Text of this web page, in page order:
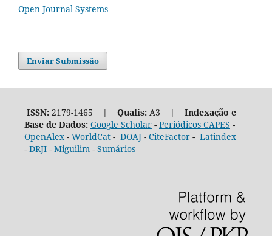
Open Journal Systems
Enviar Submissão
ISSN:2179-1465 | Qualis:A3 | Indexação e
Base de Dados: Google Scholar- Periódicos CAPES -
OpenAlex- WorldCat- DOAJ- CiteFactor- Latindex
- DRJI- Miguilim- Sumários